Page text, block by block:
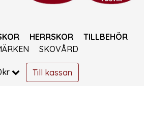
HERRSKOR
TILLBEHÖR
SKOVÅRD
kr Till kassan